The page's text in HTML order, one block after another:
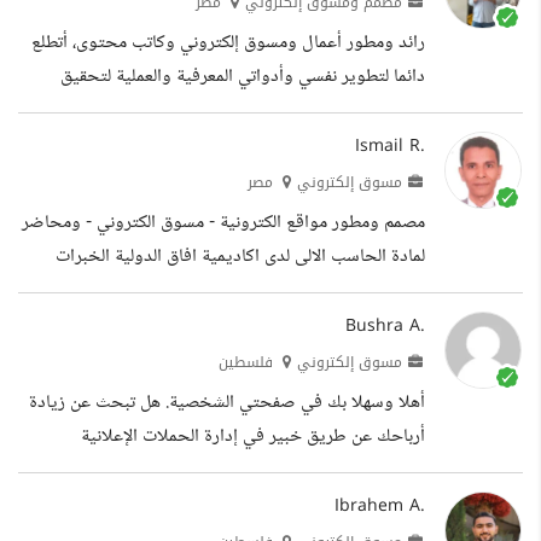
في إكمال الدراسة
رائد ومطور أعمال ومسوق إلكتروني وكاتب محتوى، أتطلع
دائما لتطوير نفسي وأدواتي المعرفية والعملية لتحقيق
أفضل النتائج. أستطيع أن أساعدك في إنشاء أو تطوير عملك
أو شركتك الناشئة حسب حاجتك، سواء بدراسة السوق
والمنافسين، أو عمل خطة تسويقية كاملة، أو خطة تطوير
مبنية على معطيات موجودة، أو بيانات بحاجة لتحليلها
وتحويلها إل معطيات ذات جدوى. الخبرات مؤسس شريك
ومدير في أحد أكبر مساحات العمل الرائدة في مدينة...
Ismail R.
مسوق إلكتروني مصر
مصمم ومطور مواقع الكترونية - مسوق الكتروني - ومحاضر
لمادة الحاسب الالى لدى اكاديمية افاق الدولية الخبرات
مطور ويب بعدة لغات برمجة مسوق الكتروني على كافة
المنصات الالكترونية التعليم بكالوريوس علوم حاسب جامعة
المنيا
Bushra A.
مسوق إلكتروني فلسطين
أهلا وسهلا بك في صفحتي الشخصية. هل تبحث عن زيادة
أرباحك عن طريق خبير في إدارة الحملات الإعلانية
لصفحاتك في السوشل ميديا هل تبحث عن خبير سيو
محترف لتحسين محركات البحث لموقعك للحصول على
Ibrahem A.